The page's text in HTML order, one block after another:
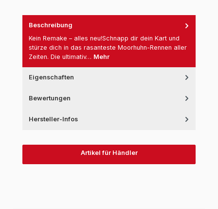
Beschreibung
Kein Remake – alles neu!Schnapp dir dein Kart und
stürze dich in das rasanteste Moorhuhn-Rennen aller
Zeiten. Die ultimativ… Mehr
Eigenschaften
Bewertungen
Hersteller-Infos
Artikel für Händler